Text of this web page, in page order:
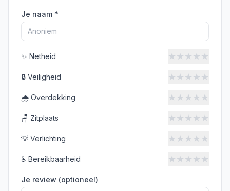
Je naam *
✨ Netheid ★★★★★
🔒 Veiligheid ★★★★★
🌧️ Overdekking ★★★★★
🪑 Zitplaats ★★★★★
💡 Verlichting ★★★★★
♿ Bereikbaarheid ★★★★★
Je review (optioneel)